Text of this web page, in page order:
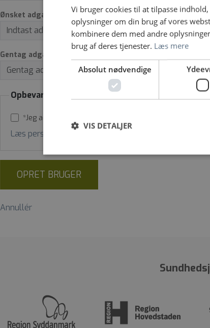
Ønsket adgangskode *
Gentag adgangskode *
Opbevaring af personoplysninger på
*Jeg accepterer vilkår for opbevaring af
Læs persondatapolitik
OPRET BRUGER
Annullér
Vi bruger cookies til at tilpasse
oplysninger om din brug af vores
kombinere dem med andre
brug af deres tjenester. Læs mere
Absolut nødvendige
VIS DETALJER